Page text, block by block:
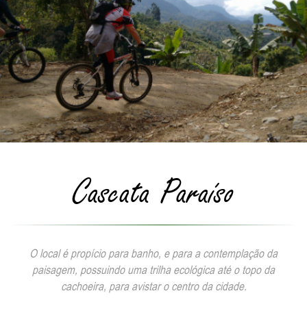
Cascata Paraíso
O local é propício para banho, e para a contemplação da
paisagem, possuindo uma trilha ecológica até o topo da
cachoeira, para avistar o centro da cidade.